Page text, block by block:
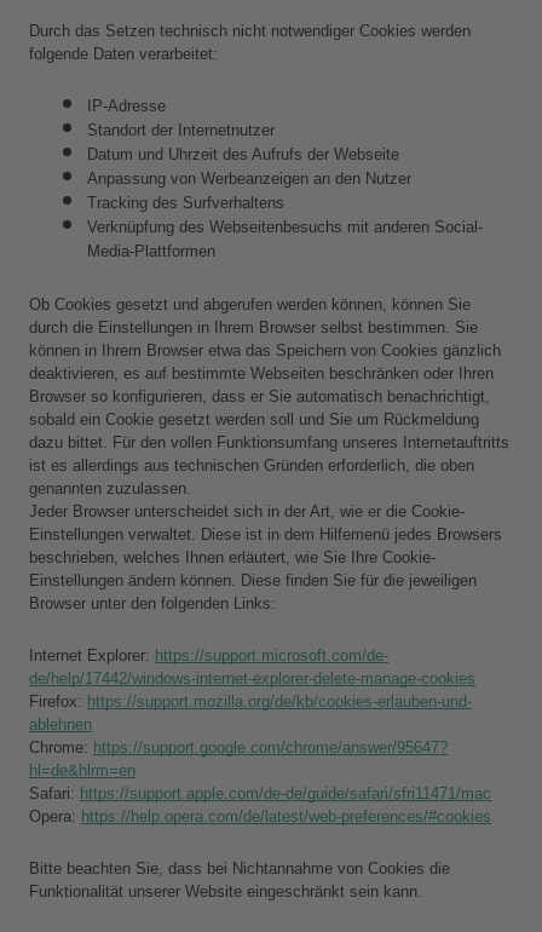
Durch das Setzen technisch nicht notwendiger Cookies werden
folgende Daten verarbeitet:
IP-Adresse
Standort der Internetnutzer
Datum und Uhrzeit des Aufrufs der Webseite
Anpassung von Werbeanzeigen an den Nutzer
Tracking des Surfverhaltens
Verknüpfung des Webseitenbesuchs mit anderen Social-
Media-Plattformen
Ob Cookies gesetzt und abgerufen werden können, können Sie
durch die Einstellungen in Ihrem Browser selbst bestimmen. Sie
können in Ihrem Browser etwa das Speichern von Cookies gänzlich
deaktivieren, es auf bestimmte Webseiten beschränken oder Ihren
Browser so konfigurieren, dass er Sie automatisch benachrichtigt,
sobald ein Cookie gesetzt werden soll und Sie um Rückmeldung
dazu bittet. Für den vollen Funktionsumfang unseres Internetauftritts
ist es allerdings aus technischen Gründen erforderlich, die oben
genannten zuzulassen.
Jeder Browser unterscheidet sich in der Art, wie er die Cookie-
Einstellungen verwaltet. Diese ist in dem Hilfemenü jedes Browsers
beschrieben, welches Ihnen erläutert, wie Sie Ihre Cookie-
Einstellungen ändern können. Diese finden Sie für die jeweiligen
Browser unter den folgenden Links:
Internet Explorer: https://support.microsoft.com/de-
de/help/17442/windows-internet-explorer-delete-manage-cookies
Firefox: https://support.mozilla.org/de/kb/cookies-erlauben-und-
ablehnen
Chrome: https://support.google.com/chrome/answer/95647?
hl=de&hlrm=en
Safari: https://support.apple.com/de-de/guide/safari/sfri11471/mac
Opera: https://help.opera.com/de/latest/web-preferences/#cookies
Bitte beachten Sie, dass bei Nichtannahme von Cookies die
Funktionalität unserer Website eingeschränkt sein kann.